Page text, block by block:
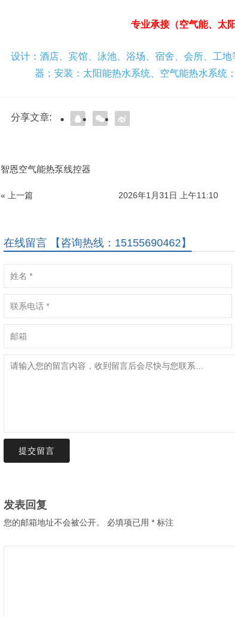
专业承接（空气能、太
设计：酒店、宾馆、泳池、浴场、宿舍、会所、工
器；安装：太阳能热水系统、空气能热水系统
分享文章:
智恩空气能热泵线控器
« 上一篇 2026年1月31日 上午11:10
在线留言 【咨询热线：15155690462】
提交留言
发表回复
您的邮箱地址不会被公开。 必填项已用 * 标注